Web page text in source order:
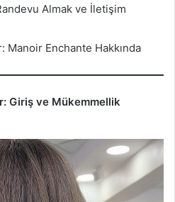
Almak ve İletişim
Manoir Enchante Hakkında
Giriş ve Mükemmellik